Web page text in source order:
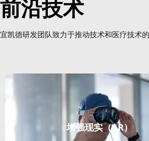
前沿技术
宜凯德研发团队致力于推动技术和医疗技
增强现实（AR）